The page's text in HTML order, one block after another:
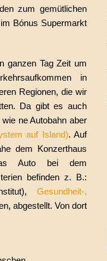
zum gemütlichen
Bónus Supermarkt
ganzen Tag Zeit um
in
Regionen, die wir
Da gibt es auch
ne Autobahn aber
auf Island). Auf
dem Konzerthaus
Auto bei dem
befinden z. B.:
Gesundheit-,
abgestellt. Von dort